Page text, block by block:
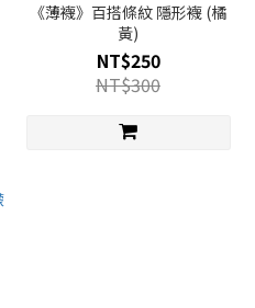
《薄襪》百搭條紋 隱形襪 (橘
黃)
NT$250
NT$300